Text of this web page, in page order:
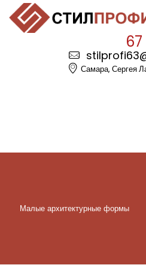
67
Самара, Сергея
Малые архитектурные формы